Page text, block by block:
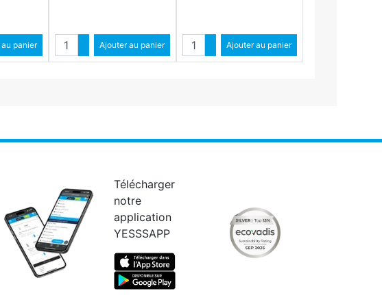
quantité
quantité
panier QuantitéAugmenter quantité
Diminuer quantité
Ajouter au panier QuantitéAugmenter quantité
Diminuer quantité
Ajouter au panier
Télécharger
notre
application
YESSSAPP